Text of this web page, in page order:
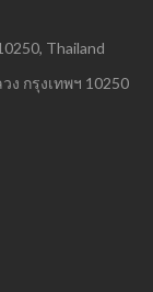
Thailand
กรุงเทพฯ 10250